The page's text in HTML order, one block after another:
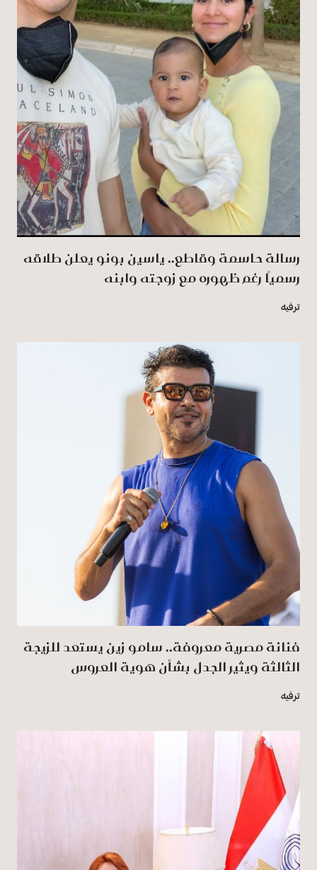
رسالة حاسمة وقاطع.. ياسين بونو يعلن طلاقه
رسميًا رغم ظهوره مع زوجته وابنه
ترفيه
فنانة مصرية معروفة.. سامو زين يستعد للزيجة
الثالثة ويثير الجدل بشأن هوية العروس
ترفيه